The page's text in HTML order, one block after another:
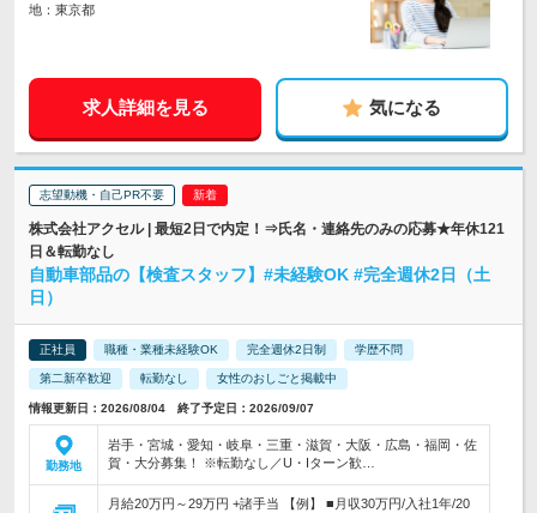
地：東京都
求人詳細を見る 気になる
志望動機・自己PR不要
株式会社アクセル | 最短2日で内定！⇒氏名・連絡先のみの応募★年休121
日＆転勤なし
自動車部品の【検査スタッフ】#未経験OK #完全週休2日（土
日）
正社員 職種・業種未経験OK 完全週休2日制 学歴不問
第二新卒歓迎 転勤なし 女性のおしごと掲載中
情報更新日：2026/08/04 終了予定日：2026/09/07
勤務地
岩手・宮城・愛知・岐阜・三重・滋賀・大阪・広島・福岡・佐
賀・大分募集！ ※転勤なし／U・Iターン歓…
月給20万円～29万円 +諸手当 【例】 ■月収30万円/入社1年/20